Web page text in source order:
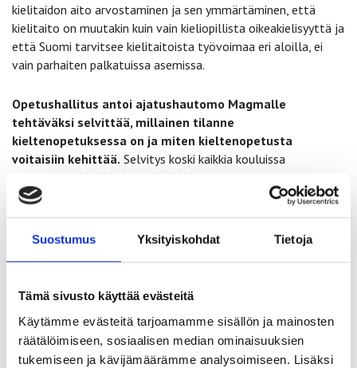
Suostumus Yksityiskohdat Tietoja
Tämä sivusto käyttää evästeitä
Käytämme evästeitä tarjoamamme sisällön ja mainosten
räätälöimiseen, sosiaalisen median ominaisuuksien
tukemiseen ja kävijämäärämme analysoimiseen. Lisäksi
kielitaidon aito arvostaminen ja sen ymmärtäminen, että
kielitaito on muutakin kuin vain kieliopillista oikeakielisyyttä ja
että Suomi tarvitsee kielitaitoista työvoimaa eri aloilla, ei
vain parhaiten palkatuissa asemissa.
Opetushallitus antoi ajatushautomo Magmalle
tehtäväksi selvittää, millainen tilanne
kieltenopetuksessa on ja miten kieltenopetusta
voitaisiin kehittää. Selvitys koski kaikkia kouluissa
opetettavia kieliä ja kattoi kaikki koulutusasteet painopisteen
ollessa ratkaisukeskeisessä tulevaisuus- ja
kehitysnäkökulmassa. Selvitystä ei ole vielä kokonaisuutena
julkaistu, mutta sen alustavien tulosten julkaisutilaisuus
pidettiin 29.4.2024. Toivoa sopii, että selvityksellä on myös
se, miten laadukas kielten opetus taataan maassamme
tulevaisuudessa. Opettajan ammatin houkuttelevuus on
kärsinyt ja alan vetovoima heikentynyt. Arvostuksen puute
sekä työolosuhteet ja palkkaus ovat tässä merkittäviä